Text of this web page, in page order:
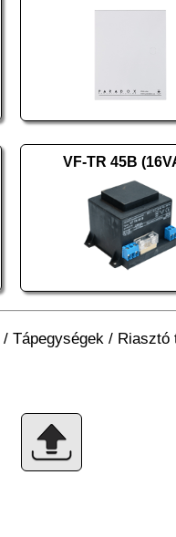
VF-TR 45B
/ Tápegységek / Riasztó